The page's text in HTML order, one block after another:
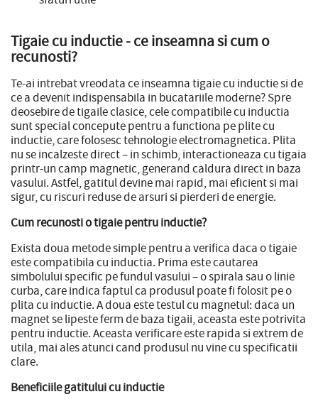
Tigaie cu inductie - ce inseamna si cum o
recunosti?
Te-ai intrebat vreodata ce inseamna tigaie cu inductie si de
ce a devenit indispensabila in bucatariile moderne? Spre
deosebire de tigaile clasice, cele compatibile cu inductia
sunt special concepute pentru a functiona pe plite cu
inductie, care folosesc tehnologie electromagnetica. Plita
nu se incalzeste direct – in schimb, interactioneaza cu tigaia
printr-un camp magnetic, generand caldura direct in baza
vasului. Astfel, gatitul devine mai rapid, mai eficient si mai
sigur, cu riscuri reduse de arsuri si pierderi de energie.
Cum recunosti o tigaie pentru inductie?
Exista doua metode simple pentru a verifica daca o tigaie
este compatibila cu inductia. Prima este cautarea
simbolului specific pe fundul vasului – o spirala sau o linie
curba, care indica faptul ca produsul poate fi folosit pe o
plita cu inductie. A doua este testul cu magnetul: daca un
magnet se lipeste ferm de baza tigaii, aceasta este potrivita
pentru inductie. Aceasta verificare este rapida si extrem de
utila, mai ales atunci cand produsul nu vine cu specificatii
clare.
Beneficiile gatitului cu inductie